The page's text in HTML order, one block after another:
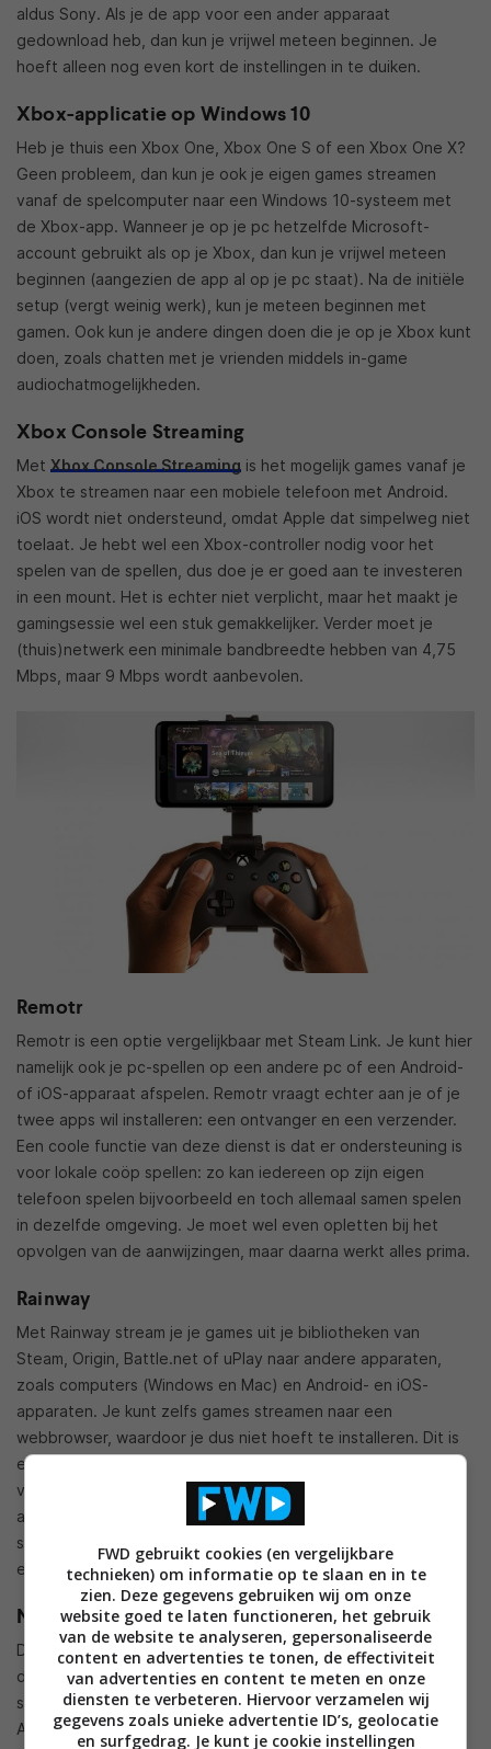
aldus Sony. Als je de app voor een ander apparaat
gedownload heb, dan kun je vrijwel meteen beginnen. Je
hoeft alleen nog even kort de instellingen in te duiken.
Xbox-applicatie op Windows 10
Heb je thuis een Xbox One, Xbox One S of een Xbox One X?
Geen probleem, dan kun je ook je eigen games streamen
vanaf de spelcomputer naar een Windows 10-systeem met
de Xbox-app. Wanneer je op je pc hetzelfde Microsoft-
account gebruikt als op je Xbox, dan kun je vrijwel meteen
beginnen (aangezien de app al op je pc staat). Na de initiële
setup (vergt weinig werk), kun je meteen beginnen met
gamen. Ook kun je andere dingen doen die je op je Xbox kunt
doen, zoals chatten met je vrienden middels in-game
audiochatmogelijkheden.
Xbox Console Streaming
Met Xbox Console Streaming is het mogelijk games vanaf je
Xbox te streamen naar een mobiele telefoon met Android.
iOS wordt niet ondersteund, omdat Apple dat simpelweg niet
toelaat. Je hebt wel een Xbox-controller nodig voor het
spelen van de spellen, dus doe je er goed aan te investeren
in een mount. Het is echter niet verplicht, maar het maakt je
gamingsessie wel een stuk gemakkelijker. Verder moet je
(thuis)netwerk een minimale bandbreedte hebben van 4,75
Mbps, maar 9 Mbps wordt aanbevolen.
Remotr
Remotr is een optie vergelijkbaar met Steam Link. Je kunt hier
namelijk ook je pc-spellen op een andere pc of een Android-
of iOS-apparaat afspelen. Remotr vraagt echter aan je of je
twee apps wil installeren: een ontvanger en een verzender.
Een coole functie van deze dienst is dat er ondersteuning is
voor lokale coöp spellen: zo kan iedereen op zijn eigen
telefoon spelen bijvoorbeeld en toch allemaal samen spelen
in dezelfde omgeving. Je moet wel even opletten bij het
opvolgen van de aanwijzingen, maar daarna werkt alles prima.
Rainway
Met Rainway stream je je games uit je bibliotheken van
Steam, Origin, Battle.net of uPlay naar andere apparaten,
zoals computers (Windows en Mac) en Android- en iOS-
apparaten. Je kunt zelfs games streamen naar een
webbrowser, waardoor je dus niet hoeft te installeren. Dit is
een extra optie voor mensen die Steam Link een tof idee
vinden, maar niet overal ingelogd willen zijn met hun
accounts. Gebruik je toch de desktopversie voor het
streamen, dan krijg je extra opties zoals voor je beeldscherm
e nde grafische kwaliteiten.
Nvidia GeForce Now
De dienst GeForce Now van Nvidia is geen onbekende op
deze markt. Naast je eigen Steam- en Epic Games Store-
spellen streamen naar andere apparaten (computers,
Android-apparaten en de Nvidia Shield TV), krijg je ook
FWD gebruikt cookies (en vergelijkbare
technieken) om informatie op te slaan en in te
zien. Deze gegevens gebruiken wij om onze
website goed te laten functioneren, het gebruik
van de website te analyseren, gepersonaliseerde
content en advertenties te tonen, de effectiviteit
van advertenties en content te meten en onze
diensten te verbeteren. Hiervoor verzamelen wij
gegevens zoals unieke advertentie ID’s, geolocatie
en surfgedrag. Je kunt je cookie instellingen